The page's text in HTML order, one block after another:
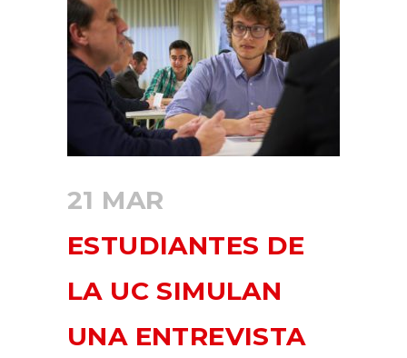
21 MAR
ESTUDIANTES DE
LA UC SIMULAN
UNA ENTREVISTA